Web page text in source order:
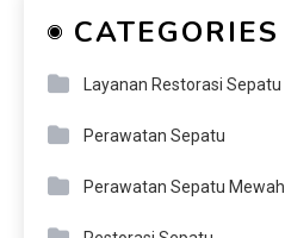
CATEGORIES
Layanan Restorasi Sepatu
Perawatan Sepatu
Perawatan Sepatu Mewah